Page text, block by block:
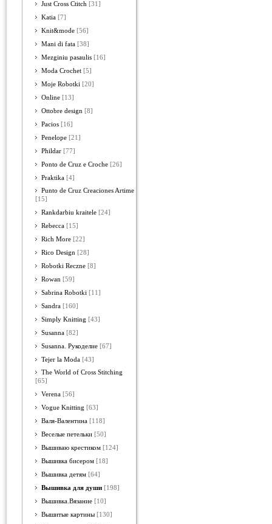
Just Cross Ctitch [31]
Katia [7]
Knit&mode [56]
Mani di fata [38]
Mezginiu pasaulis [16]
Moda Crochet [5]
Moje Robotki [20]
Online [13]
Ottobre design [8]
Pacios [16]
Penelope [21]
Phildar [77]
Ponto de Cruz e Croche [26]
Praktika [4]
Punto de Cruz Creaciones Artime
[15]
Rankdarbiu kraitele [24]
Rebecca [15]
Rich More [22]
Rico Design [28]
Robotki Reczne [8]
Rowan [59]
Sabrina Robotki [11]
Sandra [160]
Simply Knitting [43]
Susanna [82]
Susanna. Рукоделие [67]
Tejer la Moda [43]
The World of Cross Stitching
[65]
Verena [56]
Vogue Knitting [63]
Валя-Валентина [118]
Веселые петельки [50]
Вышиваю крестиком [124]
Вышивка бисером [18]
Вышивка детям [64]
Вышивка для души [198]
Вышивка.Вязание [10]
Вышитые картины [130]